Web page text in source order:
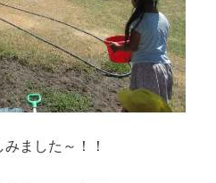
ました～！！